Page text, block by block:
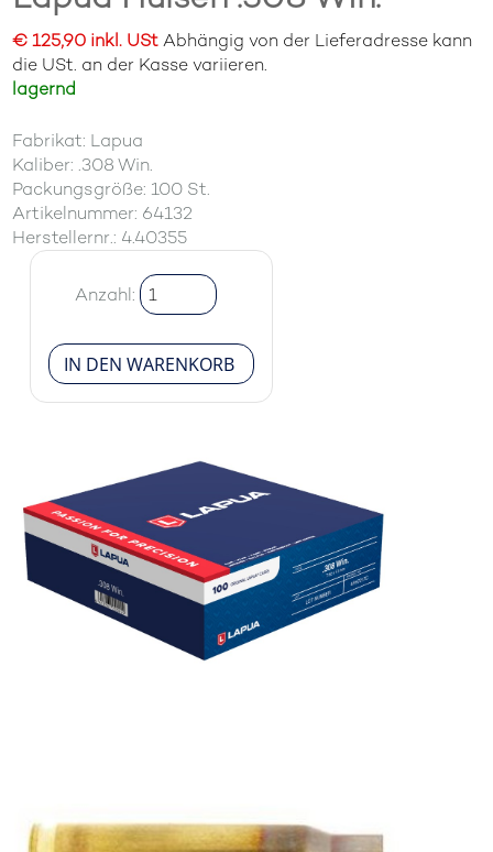
€ 125,90 inkl. UStAbhängig von der Lieferadresse kann
die USt. an der Kasse variieren.
lagernd
Fabrikat: Lapua
Kaliber: .308 Win.
Packungsgröße: 100 St.
Artikelnummer: 64132
Herstellernr.: 4.40355
Anzahl: